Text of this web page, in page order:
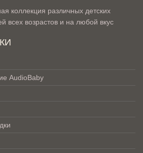
коллекция различных детских
всех возрастов и на любой вкус
AudioBaby